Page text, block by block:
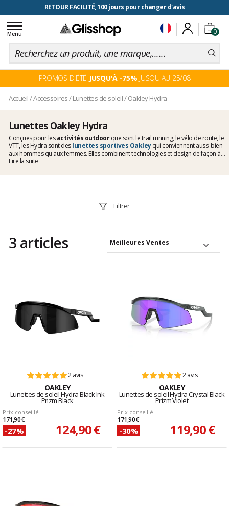
RETOUR FACILITÉ, 100 jours pour changer d'avis
0
Toggle
navigation
Menu
PROMOS D'ÉTÉ JUSQU'À -75% JUSQU'AU 25/08
Accueil/Accessoires/Lunettes de soleil/Oakley Hydra
Lunettes Oakley Hydra
Conçues pour lesactivités outdoorque sont le trail running, le vélo de route, le
VTT, les Hydra sont deslunettes sportives Oakleyqui conviennent aussi bien
aux hommes qu'aux femmes. Elles combinent technologies et design de façon à
offrir un haut niveau de confort, ainsi qu'une protection solaire des plus efficaces.
Lire la suite
Filtrer
3 articles Meilleures Ventes
2 avis
OAKLEY
Lunettes de soleil Hydra Black Ink
Prizm Black
Prix conseillé
171,90 €
-27% 124,90 €
2 avis
OAKLEY
Lunettes de soleil Hydra Crystal Black
Prizm Violet
Prix conseillé
171,90 €
-30% 119,90 €